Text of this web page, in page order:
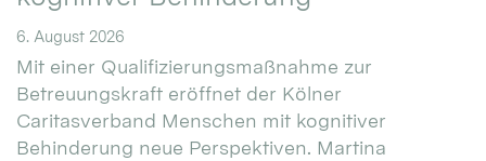
6. August 2026
Mit einer Qualifizierungsmaßnahme zur
Betreuungskraft eröffnet der Kölner
Caritasverband Menschen mit kognitiver
Behinderung neue Perspektiven. Martina